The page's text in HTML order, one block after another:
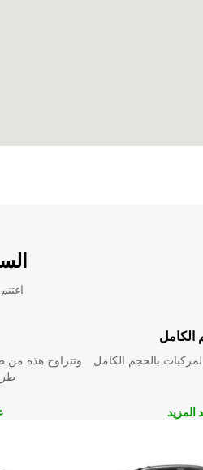
وتتراوح هذه من
الكامل
بالحجم الكامل
المزيد